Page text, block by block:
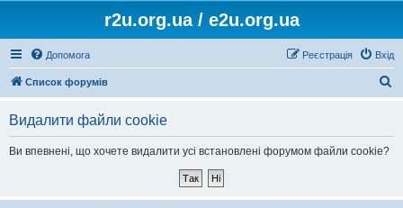
r2u.org.ua / e2u.org.ua
Допомога Вхід
Реєстрація
Список форумів
Видалити файли cookie
Ви впевнені, що хочете видалити усі встановлені форумом файли cookie?